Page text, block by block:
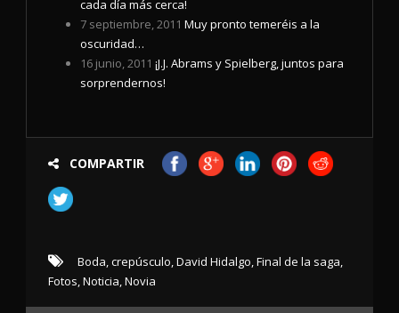
cada día más cerca!
7 septiembre, 2011 Muy pronto temeréis a la
oscuridad…
16 junio, 2011 ¡J.J. Abrams y Spielberg, juntos para
sorprendernos!
COMPARTIR
Boda,crepúsculo,David Hidalgo,Final de la saga,
Fotos,Noticia,Novia